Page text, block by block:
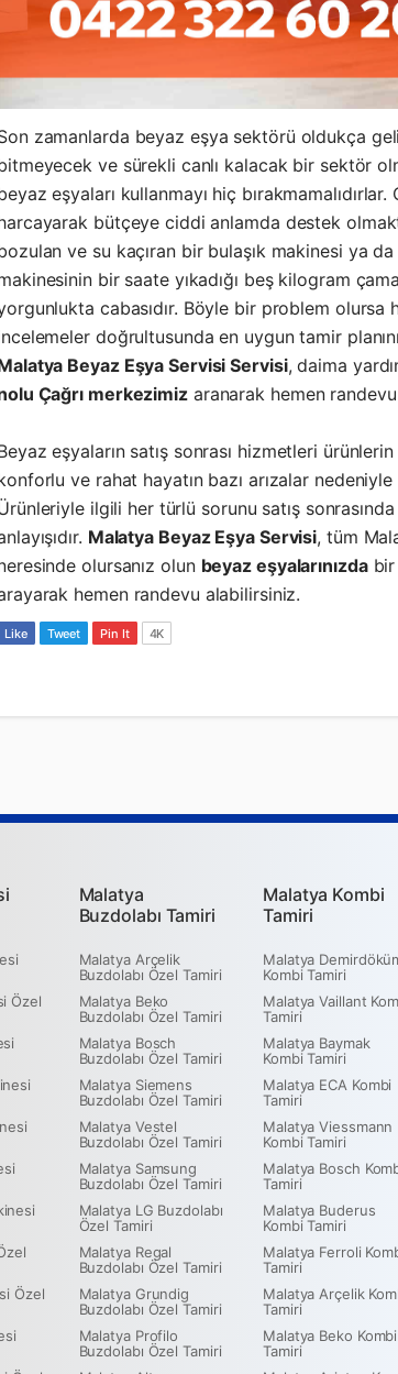
zamanlarda beyaz eşya sektörü oldukça
ve sürekli canlı kalacak bir sektör
eşyaları kullanmayı hiç
bütçeye ciddi anlamda destek
ve su kaçıran bir bulaşık makinesi ya
bir saate yıkadığı beş kilogram
cabasıdır. Böyle bir problem olursa
doğrultusunda en uygun tamir
Beyaz Eşya Servisi Servisi, daima
Çağrı merkezimizaranarak hemen randevu
eşyaların satış sonrası hizmetleri
ve rahat hayatın bazı arızalar
ilgili her türlü sorunu satış
Malatya Beyaz Eşya Servisi, tüm
olursanız olun beyaz eşyalarınızdabir
hemen randevu alabilirsiniz.
Like Tweet Pin It 4K
Özel
Özel
Malatya
Buzdolabı Tamiri
Malatya Arçelik
Buzdolabı Özel Tamiri
Malatya Beko
Buzdolabı Özel Tamiri
Malatya Bosch
Buzdolabı Özel Tamiri
Malatya Siemens
Buzdolabı Özel Tamiri
Malatya Vestel
Buzdolabı Özel Tamiri
Malatya Samsung
Buzdolabı Özel Tamiri
Malatya LG Buzdolabı
Özel Tamiri
Malatya Regal
Buzdolabı Özel Tamiri
Malatya Grundig
Buzdolabı Özel Tamiri
Malatya Profilo
Buzdolabı Özel Tamiri
Malatya Kombi
Tamiri
Malatya
Kombi Tamiri
Malatya Vaillant
Tamiri
Malatya Baymak
Kombi Tamiri
Malatya ECA Kombi
Tamiri
Malatya Viessmann
Kombi Tamiri
Malatya Bosch
Tamiri
Malatya Buderus
Kombi Tamiri
Malatya Ferroli
Tamiri
Malatya Arçelik
Tamiri
Malatya Beko Kombi
Tamiri